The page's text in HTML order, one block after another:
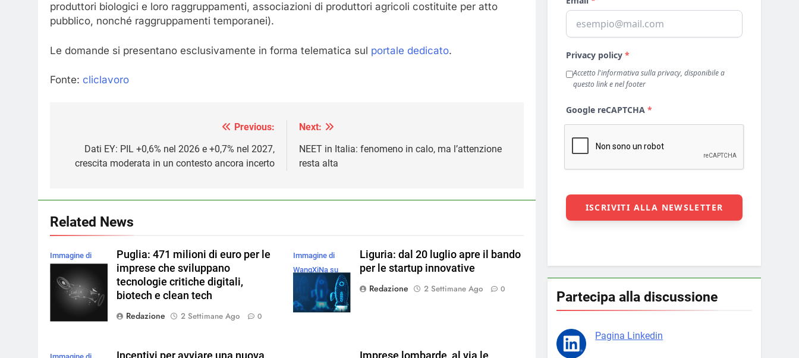
produttori biologici e loro raggruppamenti, associazioni di produttori agricoli costituite per atto
pubblico, nonché raggruppamenti temporanei).
Le domande si presentano esclusivamente in forma telematica sul portale dedicato.
Fonte: cliclavoro
articoli
Previous:
Dati EY: PIL +0,6% nel 2026 e +0,7% nel 2027,
crescita moderata in un contesto ancora incerto
Next:
NEET in Italia: fenomeno in calo, ma l’attenzione
resta alta
Related News
Immagine di
Magnific
Puglia: 471 milioni di euro per le
imprese che sviluppano
tecnologie critiche digitali,
biotech e clean tech
Redazione
2 Settimane Ago 0
Immagine di
WangXiNa su
Magnific
Liguria: dal 20 luglio apre il bando
per le startup innovative
Redazione
2 Settimane Ago 0
Incentivi per avviare una nuova Imprese lombarde, al via le
Partecipa alla discussione
Pagina Linkedin